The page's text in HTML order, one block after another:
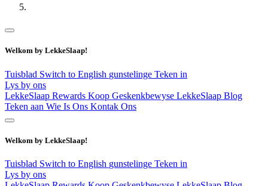
Welkom by LekkeSlaap!
Tuisblad Switch to English gunstelinge Teken in
Lys by ons
LekkeSlaap Rewards Koop Geskenkbewyse LekkeSlaap Blog
Teken aan Wie Is Ons Kontak Ons
Welkom by LekkeSlaap!
Tuisblad Switch to English gunstelinge Teken in
Lys by ons